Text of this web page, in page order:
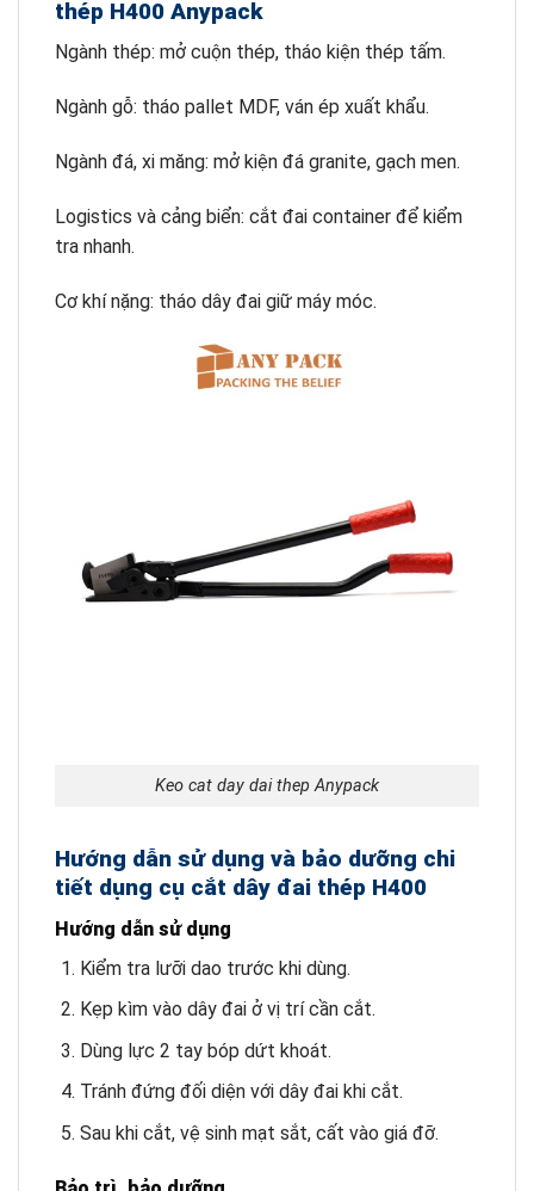
thép H400 Anypack
Ngành thép: mở cuộn thép, tháo kiện thép tấm.
Ngành gỗ: tháo pallet MDF, ván ép xuất khẩu.
Ngành đá, xi măng: mở kiện đá granite, gạch men.
Logistics và cảng biển: cắt đai container để kiểm
tra nhanh.
Cơ khí nặng: tháo dây đai giữ máy móc.
Keo cat day dai thep Anypack
Hướng dẫn sử dụng và bảo dưỡng chi
tiết dụng cụ cắt dây đai thép H400
Hướng dẫn sử dụng
Kiểm tra lưỡi dao trước khi dùng.
Kẹp kìm vào dây đai ở vị trí cần cắt.
Dùng lực 2 tay bóp dứt khoát.
Tránh đứng đối diện với dây đai khi cắt.
Sau khi cắt, vệ sinh mạt sắt, cất vào giá đỡ.